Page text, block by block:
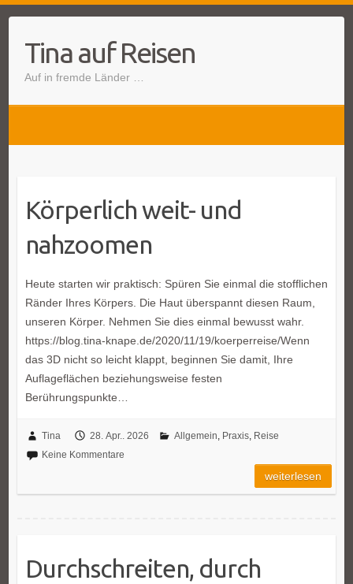
Tina auf Reisen
Auf in fremde Länder …
Körperlich weit- und
nahzoomen
Heute starten wir praktisch: Spüren Sie einmal die stofflichen
Ränder Ihres Körpers. Die Haut überspannt diesen Raum,
unseren Körper. Nehmen Sie dies einmal bewusst wahr.
https://blog.tina-knape.de/2020/11/19/koerperreise/Wenn
das 3D nicht so leicht klappt, beginnen Sie damit, Ihre
Auflageflächen beziehungsweise festen
Berührungspunkte…
Tina 28. Apr.. 2026 Allgemein, Praxis, Reise
Keine Kommentare
weiterlesen
Durchschreiten, durch